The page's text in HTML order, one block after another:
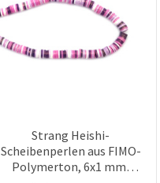
Strang Heishi-
Scheibenperlen aus FIMO-
Polymerton, 6x1 mm,